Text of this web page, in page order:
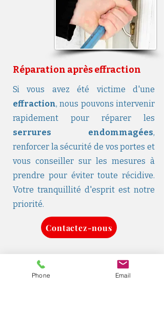
Réparation après effraction
Si vous avez été victime d'une
effraction, nous pouvons intervenir
rapidement pour réparer les
serrures endommagées,
renforcer la sécurité de vos portes et
vous conseiller sur les mesures à
prendre pour éviter toute récidive.
Votre tranquillité d'esprit est notre
priorité.
Contactez-nous
Une urgence ? Contactez-nous
Phone Email